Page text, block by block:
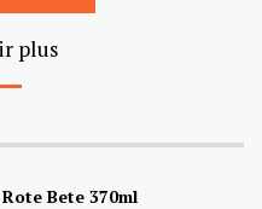
plus
Bete 370ml